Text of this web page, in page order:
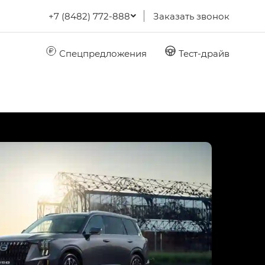
+7 (8482) 772-888 Заказать звонок
Спецпредложения Тест-драйв